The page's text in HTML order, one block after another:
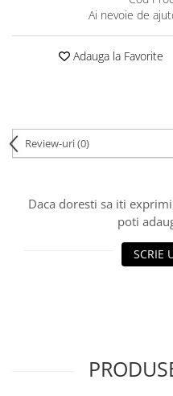
Ai nevoie de
Adauga la Favorite
Review-uri(0)
Daca doresti sa iti
poti
SCRIE